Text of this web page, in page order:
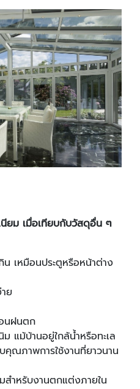
ยม เมื่อเทียบกับวัสดุอื่น ๆ
เหมือนประตูหรือหน้าต่าง
ย
นฝนตก
แม้บ้านอยู่ใกล้น้ำหรือทะเล
คุณภาพการใช้งานที่ยาวนาน
สำหรับงานตกแต่งภายใน